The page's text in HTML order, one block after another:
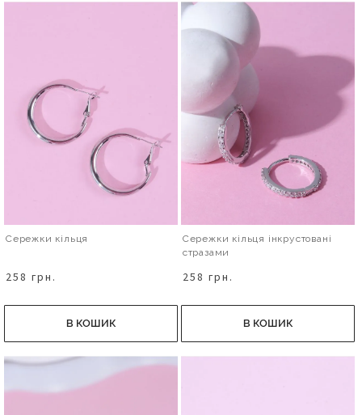
Сережки кільця
258 грн.
В КОШИК
Сережки кільця інкрустовані
стразами
258 грн.
В КОШИК